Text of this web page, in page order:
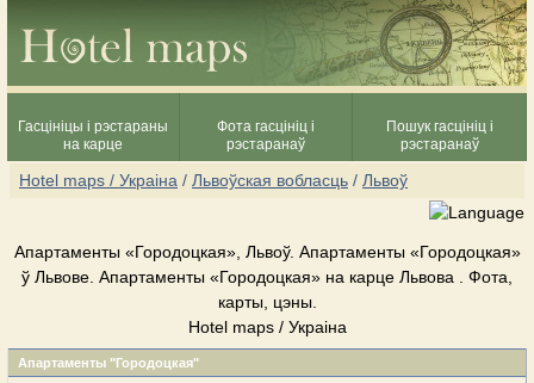
Гасцініцы і рэстараны
на карце
Фота гасцініц і
рэстаранаў
Пошук гасцініц і
рэстаранаў
Hotel maps / Украіна / Львоўская вобласць / Львоў
Апартаменты «Городоцкая», Львоў. Апартаменты «Городоцкая»
ў Львове. Апартаменты «Городоцкая» на карце Львова . Фота,
карты, цэны.
Hotel maps / Украіна
Апартаменты "Городоцкая"